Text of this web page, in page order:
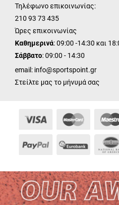
Τηλέφωνο επικοινωνίας:
210 93 73 435
Ώρες επικοινωνίας
Καθημερινά: 09:00 -14:30 και
Σάββατο: 09:00 - 14:30
email: info@sportspoint.gr
Στείλτε μας το μήνυμά σας